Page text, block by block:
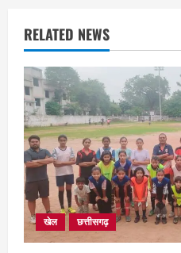
RELATED NEWS
खेल छत्तीसगढ़